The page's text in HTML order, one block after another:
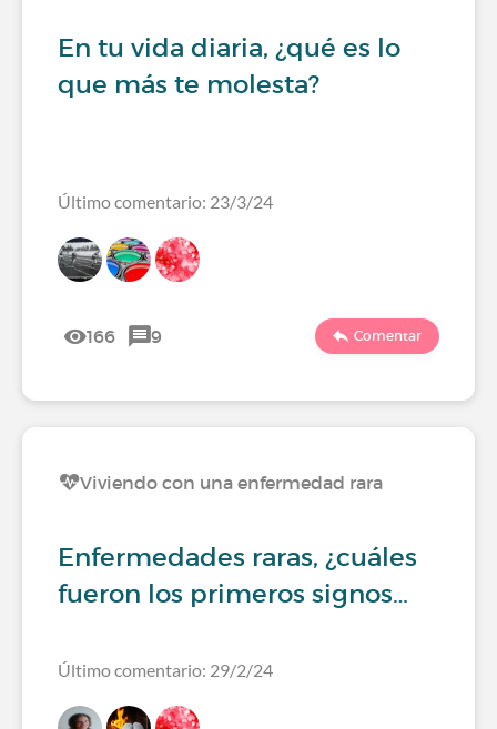
En tu vida diaria, ¿qué es lo
que más te molesta?
Último comentario: 23/3/24
166 9 Comentar
Viviendo con una enfermedad rara
Enfermedades raras, ¿cuáles
fueron los primeros signos…
Último comentario: 29/2/24